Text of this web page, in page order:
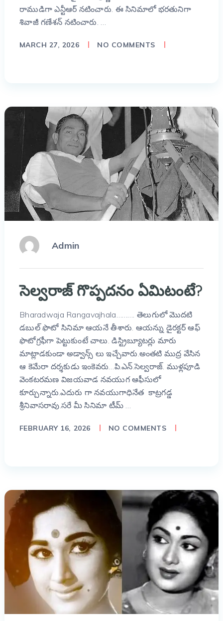
రాముడిగా ఎన్టీఆర్ నటించారు. ఈ సినిమాలో భరతునిగా
శివాజీ గణేశన్ నటించారు. …
MARCH 27, 2026 NO COMMENTS
Admin
సెల్వరాజ్ గొప్పదనం ఏమిటంటే?
Bharadwaja Rangavajhala………. తెలుగులో మొదటి
డబుల్ ఫొటో సినిమా ఆయనే తీశారు. ఆయన్ను డైరక్టర్ ఆఫ్
ఫొటోగ్రఫీగా పెట్టుకుంటే చాలు. డిస్ట్రిబ్యూటర్లు మారు
మాట్లాడకుండా అడ్వాన్స్ లు ఇచ్చేవారు.అంతటి ముద్ర వేసిన
ఆ కెమేరా దర్శకుడు ఇంకెవరు…పి.ఎన్.సెల్వరాజ్. ముళ్లపూడి
వెంకటరమణ విజయవాడ నవయుగ ఆఫీసులో
కూర్చున్నారు.ఎదురు గా నవయుగాధినేత కాట్రగడ్డ
శ్రీనివాసరావు.సరే మీ సినిమా టీమ్ …
FEBRUARY 16, 2026 NO COMMENTS